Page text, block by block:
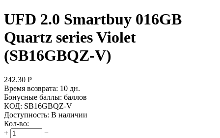
UFD 2.0 Smartbuy 016GB
Quartz series Violet
(SB16GBQZ-V)
242.30 Р
Время возврата: 10 дн.
Бонусные баллы: баллов
КОД: SB16GBQZ-V
Доступность: В наличии
Кол-во:
+
−